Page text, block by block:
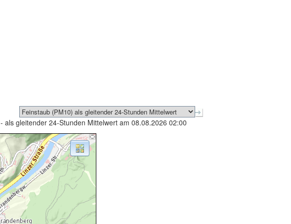
- als gleitender 24-Stunden Mittelwert am 08.08.2026 02:00